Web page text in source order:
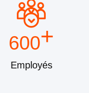
600+
Employés